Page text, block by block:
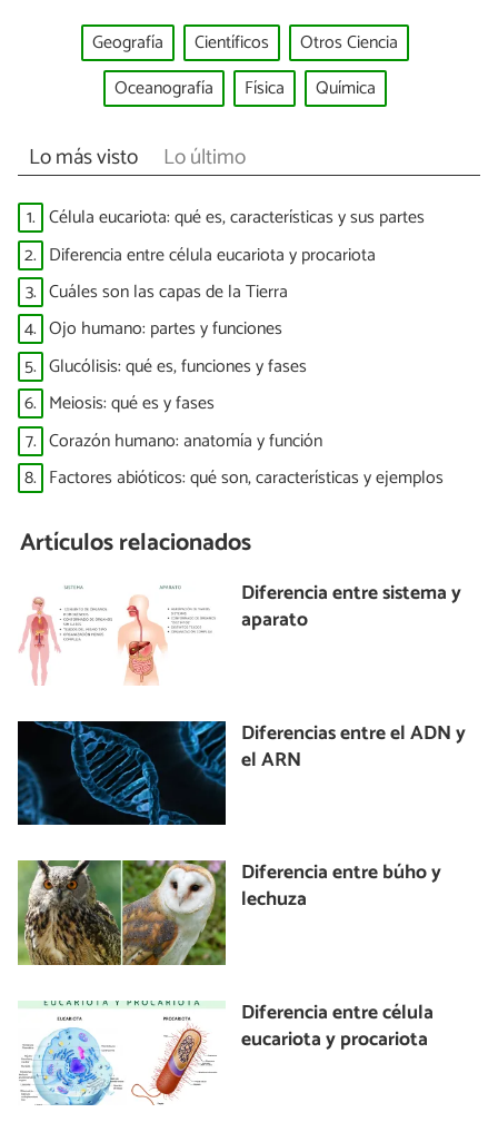
Geografía Científicos
Otros Ciencia
Oceanografía
Física Química
Lo más visto Lo último
1. Célula eucariota: qué es, características y sus partes
2. Diferencia entre célula eucariota y procariota
3. Cuáles son las capas de la Tierra
4. Ojo humano: partes y funciones
5. Glucólisis: qué es, funciones y fases
6. Meiosis: qué es y fases
7. Corazón humano: anatomía y función
8. Factores abióticos: qué son, características y ejemplos
Artículos relacionados
Diferencia entre sistema y
aparato
Diferencias entre el ADN y
el ARN
Diferencia entre búho y
lechuza
Diferencia entre célula
eucariota y procariota